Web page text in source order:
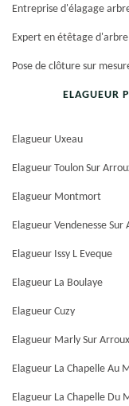
Entreprise d'élagage
Expert en étêtage
Pose de clôture sur
ELAGUEUR
Elagueur Uxeau
Elagueur Toulon Sur
Elagueur Montmort
Elagueur Vendenesse Sur
Elagueur Issy L Eveque
Elagueur La Boulaye
Elagueur Cuzy
Elagueur Marly Sur Arroux
Elagueur La Chapelle Au
Elagueur La Chapelle Du